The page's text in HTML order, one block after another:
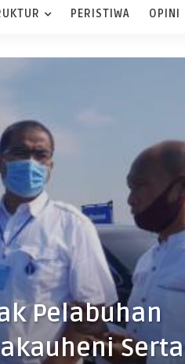
PERISTIWA OPINI
Pelabuhan
Serta